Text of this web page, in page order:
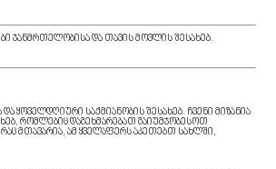
ჯანმრთელობისა და თავის მოვლის შესახებ.
ყოველდღიური საქმიანობის შესახებ. ჩვენი მიზანია
რომლებიც დაგეხმარებათ გაიუმჯობესოთ
მთავარია, ამ ყველაფერს აკეთებთ სახლში,